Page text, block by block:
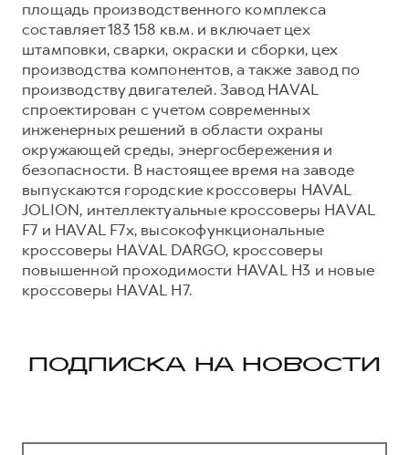
площадь производственного комплекса
составляет 183 158 кв.м. и включает цех
штамповки, сварки, окраски и сборки, цех
производства компонентов, а также завод по
производству двигателей. Завод HAVAL
спроектирован с учетом современных
инженерных решений в области охраны
окружающей среды, энергосбережения и
безопасности. В настоящее время на заводе
выпускаются городские кроссоверы HAVAL
JOLION, интеллектуальные кроссоверы HAVAL
F7 и HAVAL F7x, высокофункциональные
кроссоверы HAVAL DARGO, кроссоверы
повышенной проходимости HAVAL H3 и новые
кроссоверы HAVAL H7.
ПОДПИСКА НА НОВОСТИ